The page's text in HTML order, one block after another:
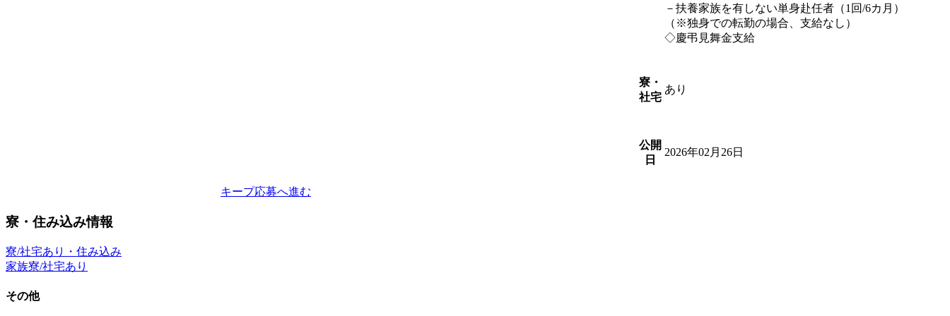
－扶養家族を有しない単身赴任者（1回/6カ月）
（※独身での転勤の場合、支給なし）
◇慶弔見舞金支給
寮・
社宅
あり
公開
日
2026年02月26日
キープ応募へ進む
寮・住み込み情報
寮/社宅あり・住み込み
家族寮/社宅あり
その他